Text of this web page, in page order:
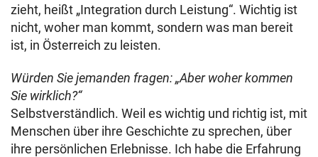
zieht, heißt „Integration durch Leistung“. Wichtig ist
nicht, woher man kommt, sondern was man bereit
ist, in Österreich zu leisten.
Würden Sie jemanden fragen: „Aber woher kommen
Sie wirklich?“
Selbstverständlich. Weil es wichtig und richtig ist, mit
Menschen über ihre Geschichte zu sprechen, über
ihre persönlichen Erlebnisse. Ich habe die Erfahrung